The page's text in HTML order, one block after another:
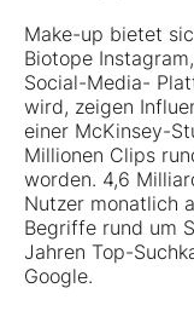
Make-up bietet
Biotope
Social-Media-
wird, zeigen
einer McKinsey-
Millionen Clips
worden. 4,6
Nutzer monatlich
Begriffe rund um
Jahren Top-
Google.